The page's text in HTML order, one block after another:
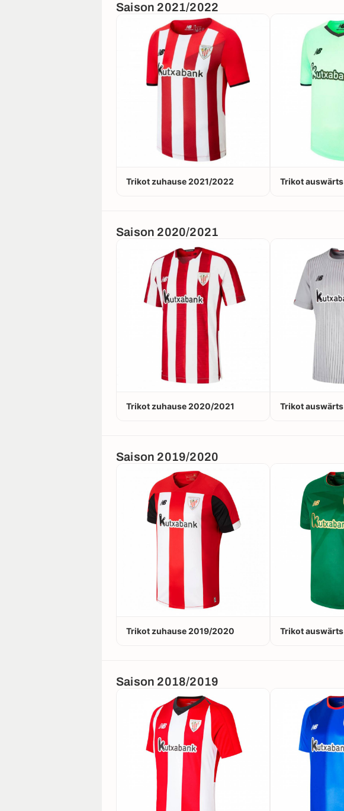
Saison 2021/2022
Trikot zuhause 2021/2022 Trikot
Saison 2020/2021
Trikot zuhause 2020/2021 Trikot
Saison 2019/2020
Trikot zuhause 2019/2020 Trikot
Saison 2018/2019